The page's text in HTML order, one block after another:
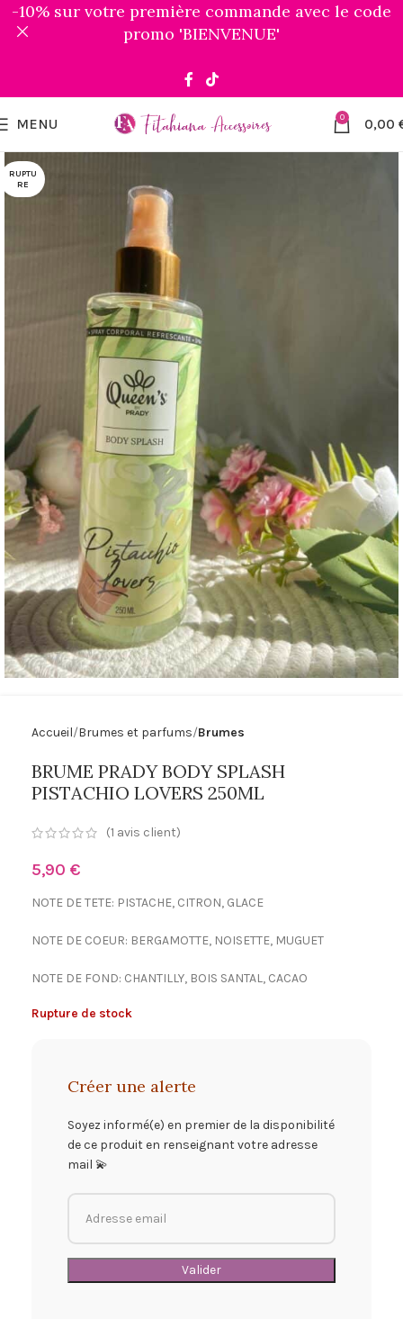
MENU 0 0,00
RUPTU
RE
Accueil Brumes et parfums Brumes
BRUME PRADY BODY SPLASH
PISTACHIO LOVERS 250ML
(1 avis client)
5,90 €
NOTE DE TETE: PISTACHE, CITRON, GLACE
NOTE DE COEUR: BERGAMOTTE, NOISETTE, MUGUET
NOTE DE FOND: CHANTILLY, BOIS SANTAL, CACAO
Rupture de stock
Créer une alerte
Soyez informé(e) en premier de la disponibilité
de ce produit en renseignant votre adresse
mail 💫
-10% sur votre première commande avec le code
promo 'BIENVENUE'